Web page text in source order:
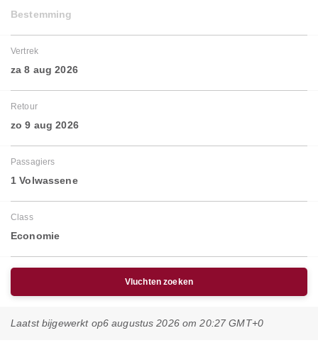
Bestemming
Vertrek
za 8 aug 2026
Retour
zo 9 aug 2026
Passagiers
1 Volwassene
Class
Economie
Vluchten zoeken
Laatst bijgewerkt op6 augustus 2026 om 20:27 GMT+0